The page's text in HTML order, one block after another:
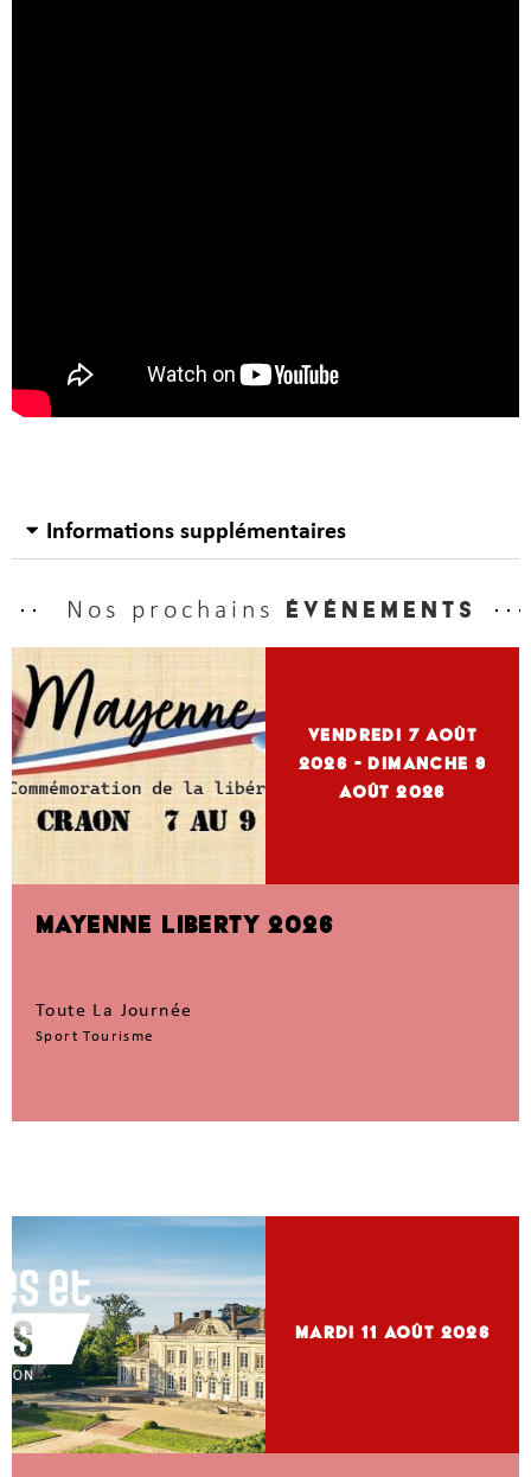
Informations supplémentaires
Nos prochains événements
vendredi 7Août
2026 - dimanche 9
Août 2026
MAYENNE LIBERTY 2026
Toute La Journée
Sport Tourisme
mardi 11 Août 2026